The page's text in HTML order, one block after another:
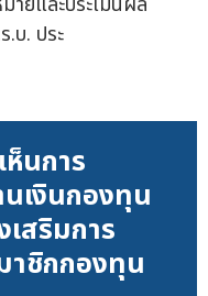
บ. ประ
นการ
เงินกองทุน
สริมการ
ชิกกองทุน